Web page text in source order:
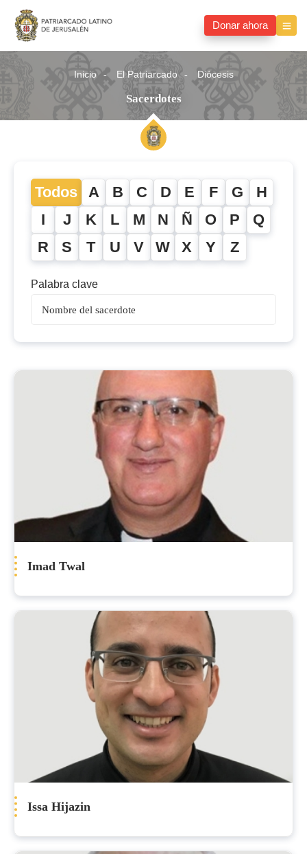
Donar ahora
Inicio El Patriarcado Diócesis
Sacerdotes
Todos A B C D E F G H
I J K L M N Ñ O P Q
R S T U V W X Y Z
Palabra clave
Imad Twal
Issa Hijazin